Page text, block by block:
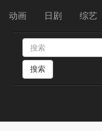
动画 日剧 综艺
搜索